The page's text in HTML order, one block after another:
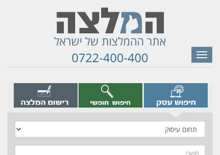
אתר ההמלצות של ישראל
0722-400-400
Toggle
navigation
עיסוק